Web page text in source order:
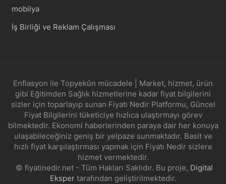
mobilya
İş Birliği ve Reklam Çalışması
Enflasyon ile Topyekûn mücadele | Market, hizmet, ürün
gibi Eğitimden Sağlık hizmetlerine kadar fiyat bilgilerini
sizler için toparlayıp sunan Fiyatı Nedir Platformu, Güncel
Fiyat Bilgilerini tüketiciye hızlıca ulaştırmayı görev
bilmektedir. Ekonomi haberlerinden paraya dair her konuya
ulaşabileceğiniz geniş bir yelpaze sunmaktadır. Basit ve
hızlı fiyat karşılaştırması yapmak için Fiyatı Nedir sizlere
hizmet vermektedir.
© fiyatinedir.net - Tüm Hakları Saklıdır. Bu proje, Digital
Ekspertarafından geliştirilmektedir.